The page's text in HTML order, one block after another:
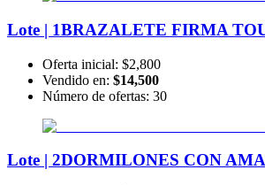
Lote | 1BRAZALETE FIRMA
Oferta inicial: $2,800
Vendido en: $14,500
Número de ofertas: 30
Lote | 2DORMILONES CON